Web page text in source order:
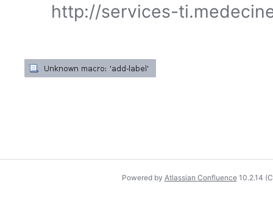
http://services-
Powered by Atlassian Confluence 10.2.14